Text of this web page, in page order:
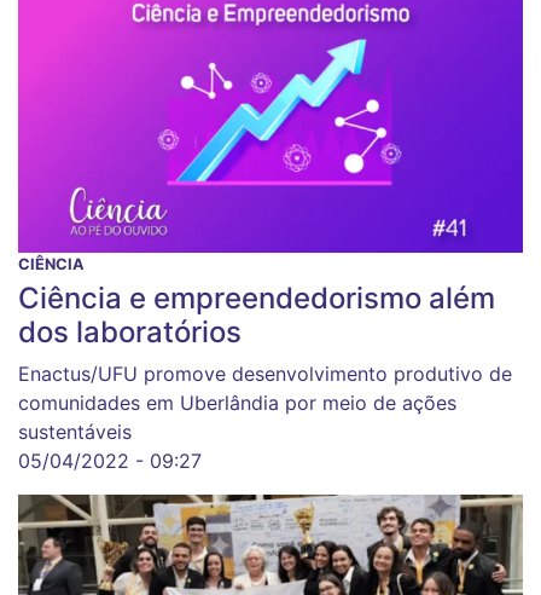
CIÊNCIA
Ciência e empreendedorismo além
dos laboratórios
Enactus/UFU promove desenvolvimento produtivo de
comunidades em Uberlândia por meio de ações
sustentáveis
05/04/2022 - 09:27